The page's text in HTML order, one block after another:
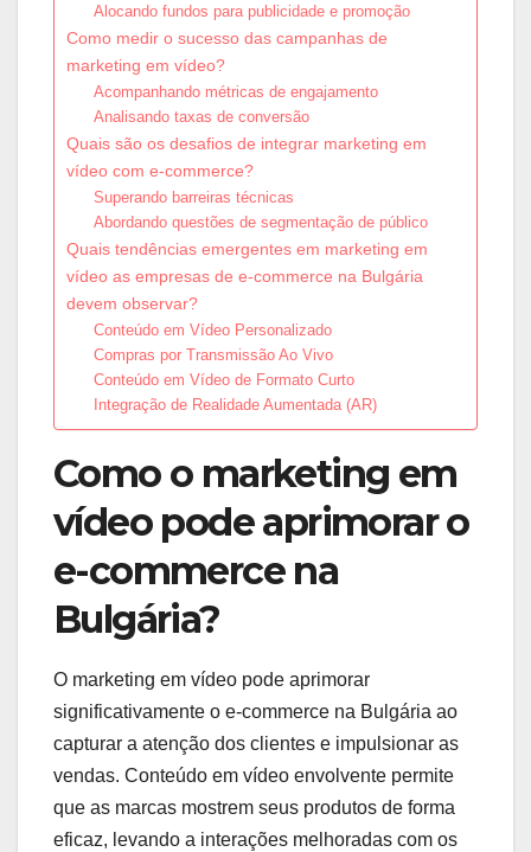
Alocando fundos para publicidade e promoção
Como medir o sucesso das campanhas de
marketing em vídeo?
Acompanhando métricas de engajamento
Analisando taxas de conversão
Quais são os desafios de integrar marketing em
vídeo com e-commerce?
Superando barreiras técnicas
Abordando questões de segmentação de público
Quais tendências emergentes em marketing em
vídeo as empresas de e-commerce na Bulgária
devem observar?
Conteúdo em Vídeo Personalizado
Compras por Transmissão Ao Vivo
Conteúdo em Vídeo de Formato Curto
Integração de Realidade Aumentada (AR)
Como o marketing em
vídeo pode aprimorar o
e-commerce na
Bulgária?
O marketing em vídeo pode aprimorar
significativamente o e-commerce na Bulgária ao
capturar a atenção dos clientes e impulsionar as
vendas. Conteúdo em vídeo envolvente permite
que as marcas mostrem seus produtos de forma
eficaz, levando a interações melhoradas com os